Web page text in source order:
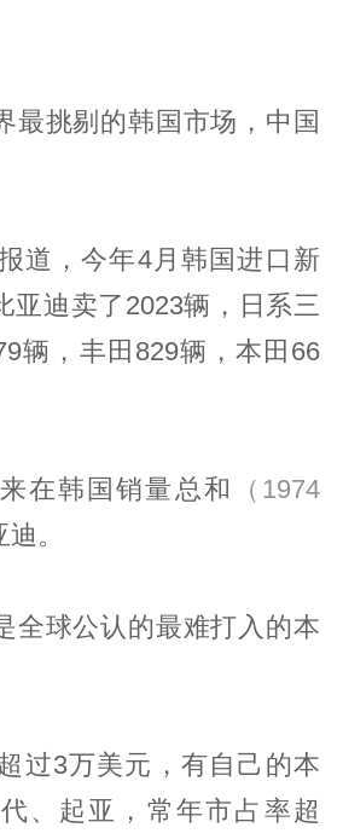
最挑剔的韩国市场，中国
道，今年4月韩国进口新
亚迪卖了2023辆，日系三
辆，丰田829辆，本田66
在韩国销量总和
（1974
。
全球公认的最难打入的本
过3万美元，有自己的本
、起亚，常年市占率超